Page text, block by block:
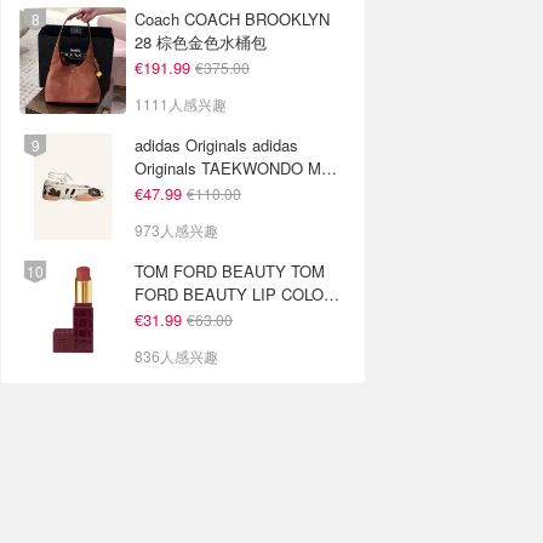
Coach COACH BROOKLYN
28 棕色金色水桶包
€191.99 €375.00
1111人感兴趣
adidas Originals adidas
Originals TAEKWONDO MEI
芭蕾鞋 棕色米色
€47.99 €110.00
973人感兴趣
TOM FORD BEAUTY TOM
FORD BEAUTY LIP COLOR
SATIN MATTE 裸玫瑰口红
€31.99 €63.00
836人感兴趣